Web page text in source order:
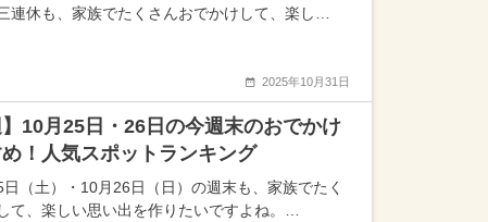
連休も、家族でたくさんおでかけして、楽し…
2025年10月31日
】10月25日・26日の今週末のおでかけ
！人気スポットランキング
（土）・10月26日（日）の週末も、家族でたく
て、楽しい思い出を作りたいですよね。…